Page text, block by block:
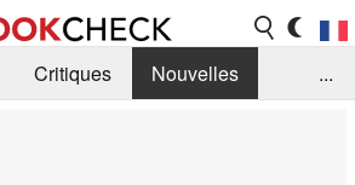
Critiques
Nouvelles
...